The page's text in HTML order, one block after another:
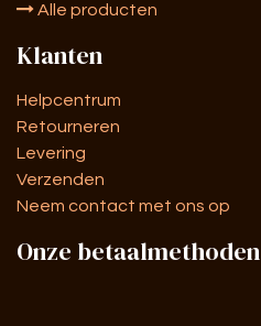
Alle producten
Klanten
Helpcentrum
Retourneren
Levering
Verzenden
Neem contact met ons op
Onze betaalmethoden